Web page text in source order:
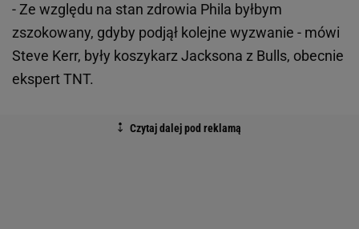
- Ze względu na stan zdrowia Phila byłbym
zszokowany, gdyby podjął kolejne wyzwanie - mówi
Steve Kerr, były koszykarz Jacksona z Bulls, obecnie
ekspert TNT.